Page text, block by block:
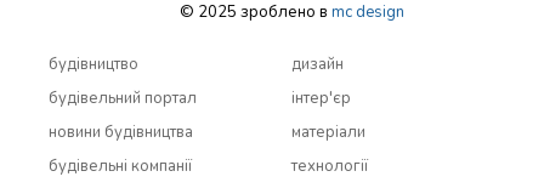
© 2025 зроблено в mc design
будівництво
будівельний портал
новини будівництва
будівельні компанії
дизайн
інтер'єр
матеріали
технології